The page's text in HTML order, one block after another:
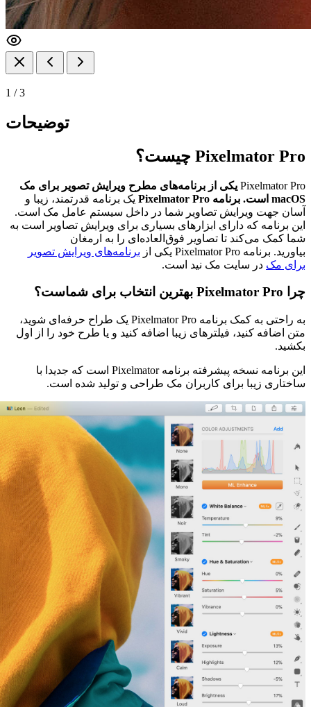
1 /3
توضیحات
Pixelmator Pro چیست؟
Pixelmator Pro یکی از برنامه‌های مطرح ویرایش تصویر برای مک
macOS است. برنامه Pixelmator Pro
یک برنامه قدرتمند، زیبا و
آسان جهت ویرایش تصاویر شما در داخل سیستم عامل مک است.
این برنامه که دارای ابزار‌های بسیاری برای ویرایش تصاویر است به
شما کمک می‌کند تا تصاویر فوق‌العاده‌ای را به ارمغان
بیاورید. برنامه Pixelmator Pro یکی از
برنامه‌های ویرایش تصویر
برای مک در سایت مک نید است.
چرا Pixelmator Pro بهترین انتخاب برای شماست؟
به راحتی به کمک برنامه Pixelmator Pro یک طراح حرفه‌ای شوید،
متن اضافه کنید، فیلتر‌های زیبا اضافه کنید و یا طرح خود را از اول
بکشید.
این برنامه نسخه پیشرفته برنامه Pixelmator است که جدیدا با
ساختاری زیبا برای کاربران مک طراحی و تولید شده است.